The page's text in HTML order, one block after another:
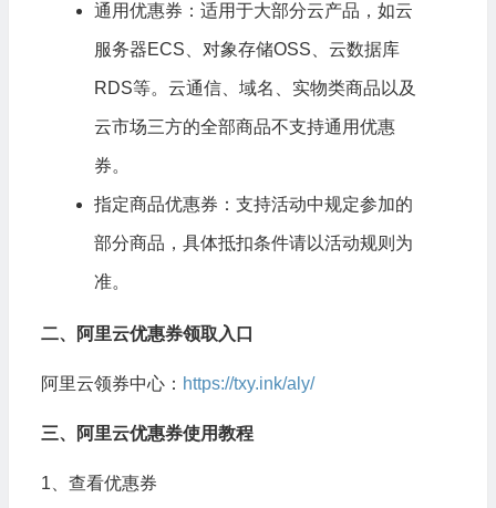
通用优惠券：适用于大部分云产品，如云
服务器ECS、对象存储OSS、云数据库
RDS等。云通信、域名、实物类商品以及
云市场三方的全部商品不支持通用优惠
券。
指定商品优惠券：支持活动中规定参加的
部分商品，具体抵扣条件请以活动规则为
准。
二、阿里云优惠券领取入口
阿里云领券中心： https://txy.ink/aly/
三、阿里云优惠券使用教程
1、查看优惠券